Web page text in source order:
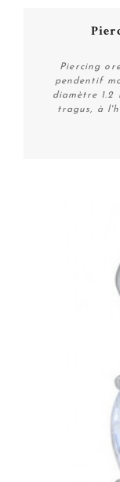
Piercing
pendentif
diamètre 1.2
tragus, à